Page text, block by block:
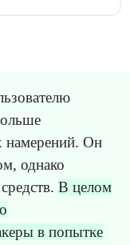
намерений. Он
однако
В целом
в попытке